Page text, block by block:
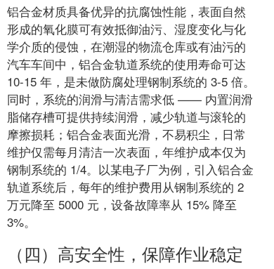
铝合金材质具备优异的抗腐蚀性能，表面自然
形成的氧化膜可有效抵御油污、湿度变化与化
学介质的侵蚀，在潮湿的物流仓库或有油污的
汽车车间中，铝合金轨道系统的使用寿命可达
10-15 年，是未做防腐处理钢制系统的 3-5 倍。
同时，系统的润滑与清洁需求低 —— 内置润滑
脂储存槽可提供持续润滑，减少轨道与滚轮的
摩擦损耗；铝合金表面光滑，不易积尘，日常
维护仅需每月清洁一次表面，年维护成本仅为
钢制系统的 1/4。以某电子厂为例，引入铝合金
轨道系统后，每年的维护费用从钢制系统的 2
万元降至 5000 元，设备故障率从 15% 降至
3%。
（四）高安全性，保障作业稳定